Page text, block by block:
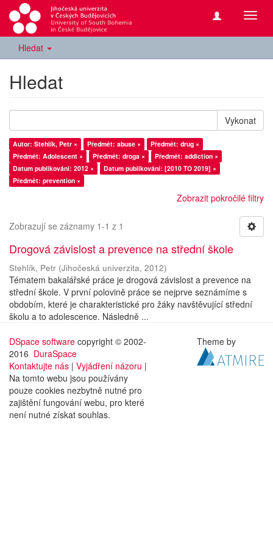
Hledat
Hledat
Vykonat
Autor: Stehlík, Petr × Předmět: abuse ×
Předmět: drug ×
Předmět: Adolescent ×
Předmět: droga ×
Předmět: addiction ×
Datum publikování: 2012 ×
Datum publikování: [2010 TO 2019] ×
Předmět: prevention ×
Zobrazit pokročilé filtry
Zobrazují se záznamy 1-1 z 1
Drogová závislost a prevence na střední škole
Stehlík, Petr (Jihočeská univerzita, 2012)
Tématem bakalářské práce je drogová závislost a prevence na
střední škole. V první polovině práce se nejprve seznámíme s
obdobím, které je charakteristické pro žáky navštěvující střední
školu a to adolescence. Následně ...
DSpace software copyright © 2002-
2016 DuraSpace
Kontaktujte nás | Vyjádření názoru |
Na tomto webu jsou používány
pouze cookies nezbytně nutné pro
zajištění fungování webu, pro které
není nutné získat souhlas.
Theme by